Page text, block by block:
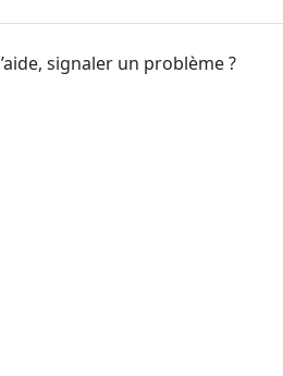
signaler un problème ?